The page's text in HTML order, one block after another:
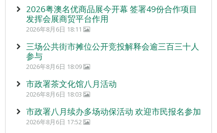
2026粤澳名优商品展今开幕 签署49份合作项目
发挥会展商贸平台作用
2026年8月6日 18:11
三场公共街市摊位公开竞投解释会逾三百三十人
参与
2026年8月6日 18:09
市政署茶文化馆八月活动
2026年8月6日 18:03
市政署八月续办多场动保活动 欢迎市民报名参加
2026年8月6日 17:52